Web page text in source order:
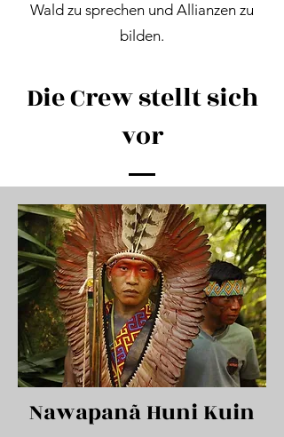
Wald zu sprechen und Allianzen zu
bilden.
Die Crew stellt sich
vor
Nawapanã Huni Kuin